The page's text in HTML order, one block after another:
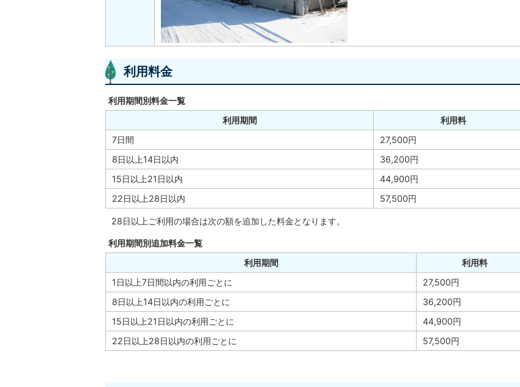
利用料金
利用期間別料金一覧
利用期間
利用料
7日間
27,500円
8日以上14日以内
36,200円
15日以上21日以内
44,900円
22日以上28日以内
57,500円
28日以上ご利用の場合は次の額を追加した料金となります。
利用期間別追加料金一覧
利用期間
利用料
1日以上7日間以内の利用ごとに
27,500円
8日以上14日以内の利用ごとに
36,200円
15日以上21日以内の利用ごとに
44,900円
22日以上28日以内の利用ごとに
57,500円